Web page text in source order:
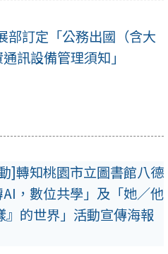
部訂定「公務出國（含大
訊設備管理須知」
]轉知桃園市立圖書館八德
，數位共學」及「她／他
』的世界」活動宣傳海報